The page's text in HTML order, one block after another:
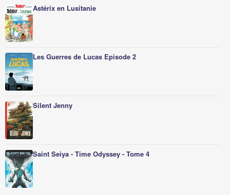
Astérix en Lusitanie
Les Guerres de Lucas Episode 2
Silent Jenny
Saint Seiya - Time Odyssey - Tome 4